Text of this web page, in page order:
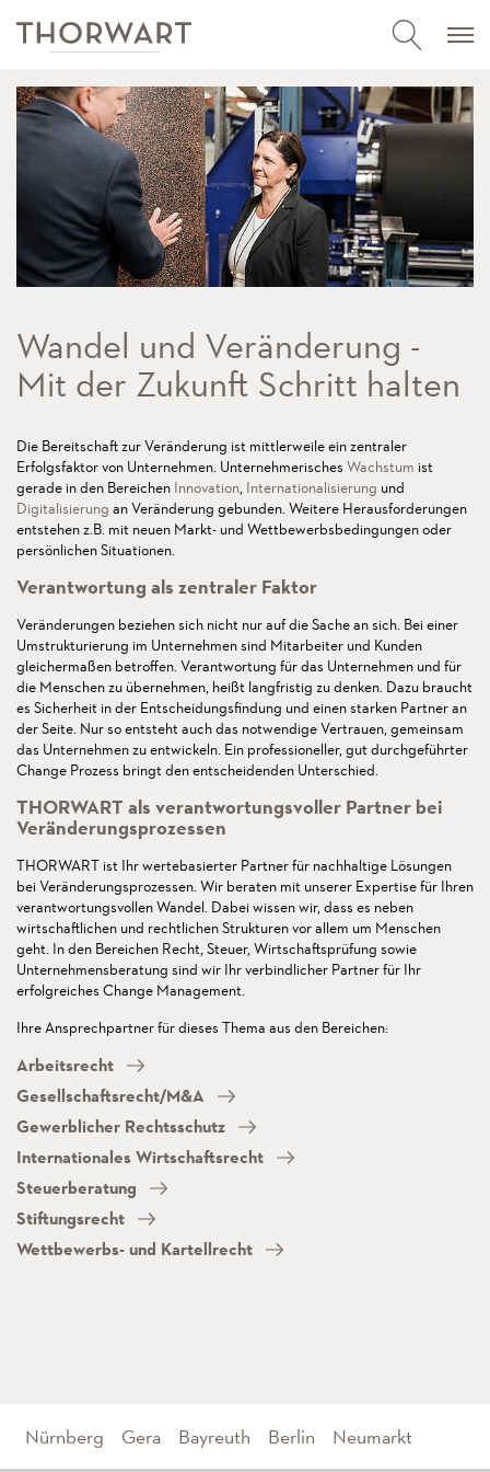
Wandel und Veränderung -
Mit der Zukunft Schritt halten
Die Bereitschaft zur Veränderung ist mittlerweile ein zentraler
Erfolgsfaktor von Unternehmen. Unternehmerisches Wachstum ist
gerade in den Bereichen Innovation, Internationalisierung und
Digitalisierung an Veränderung gebunden. Weitere Herausforderungen
entstehen z.B. mit neuen Markt- und Wettbewerbsbedingungen oder
persönlichen Situationen.
Verantwortung als zentraler Faktor
Veränderungen beziehen sich nicht nur auf die Sache an sich. Bei einer
Umstrukturierung im Unternehmen sind Mitarbeiter und Kunden
gleichermaßen betroffen. Verantwortung für das Unternehmen und für
die Menschen zu übernehmen, heißt langfristig zu denken. Dazu braucht
es Sicherheit in der Entscheidungsfindung und einen starken Partner an
der Seite. Nur so entsteht auch das notwendige Vertrauen, gemeinsam
das Unternehmen zu entwickeln. Ein professioneller, gut durchgeführter
Change Prozess bringt den entscheidenden Unterschied.
THORWART als verantwortungsvoller Partner bei
Veränderungsprozessen
THORWART ist Ihr wertebasierter Partner für nachhaltige Lösungen
bei Veränderungsprozessen. Wir beraten mit unserer Expertise für Ihren
verantwortungsvollen Wandel. Dabei wissen wir, dass es neben
wirtschaftlichen und rechtlichen Strukturen vor allem um Menschen
geht. In den Bereichen Recht, Steuer, Wirtschaftsprüfung sowie
Unternehmensberatung sind wir Ihr verbindlicher Partner für Ihr
erfolgreiches Change Management.
Ihre Ansprechpartner für dieses Thema aus den Bereichen:
Arbeitsrecht
Gesellschaftsrecht/M&A
Gewerblicher Rechtsschutz
Internationales Wirtschaftsrecht
Steuerberatung
Stiftungsrecht
Wettbewerbs- und Kartellrecht
Nürnberg Gera Bayreuth Berlin Neumarkt